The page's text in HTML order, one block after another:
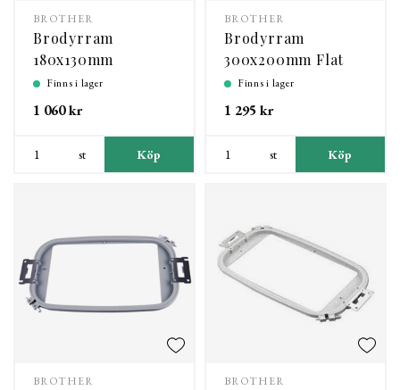
BROTHER
Brodyrram
180x130mm
Finns i lager
1 060 kr
st Köp
BROTHER
Brodyrram
300x200mm Flat
FrameFinns i lager
1 295 kr
st Köp
BROTHER BROTHER